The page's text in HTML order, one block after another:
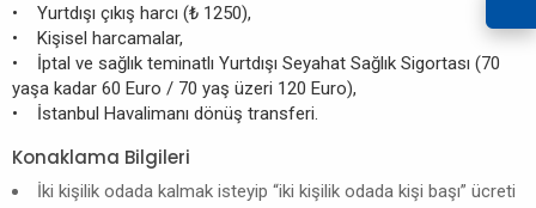
• Yurtdışı çıkış harcı (₺ 1250),
• Kişisel harcamalar,
• İptal ve sağlık teminatlı Yurtdışı Seyahat Sağlık Sigortası (70
yaşa kadar 60 Euro / 70 yaş üzeri 120 Euro),
• İstanbul Havalimanı dönüş transferi.
Konaklama Bilgileri
İki kişilik odada kalmak isteyip “iki kişilik odada kişi başı” ücreti